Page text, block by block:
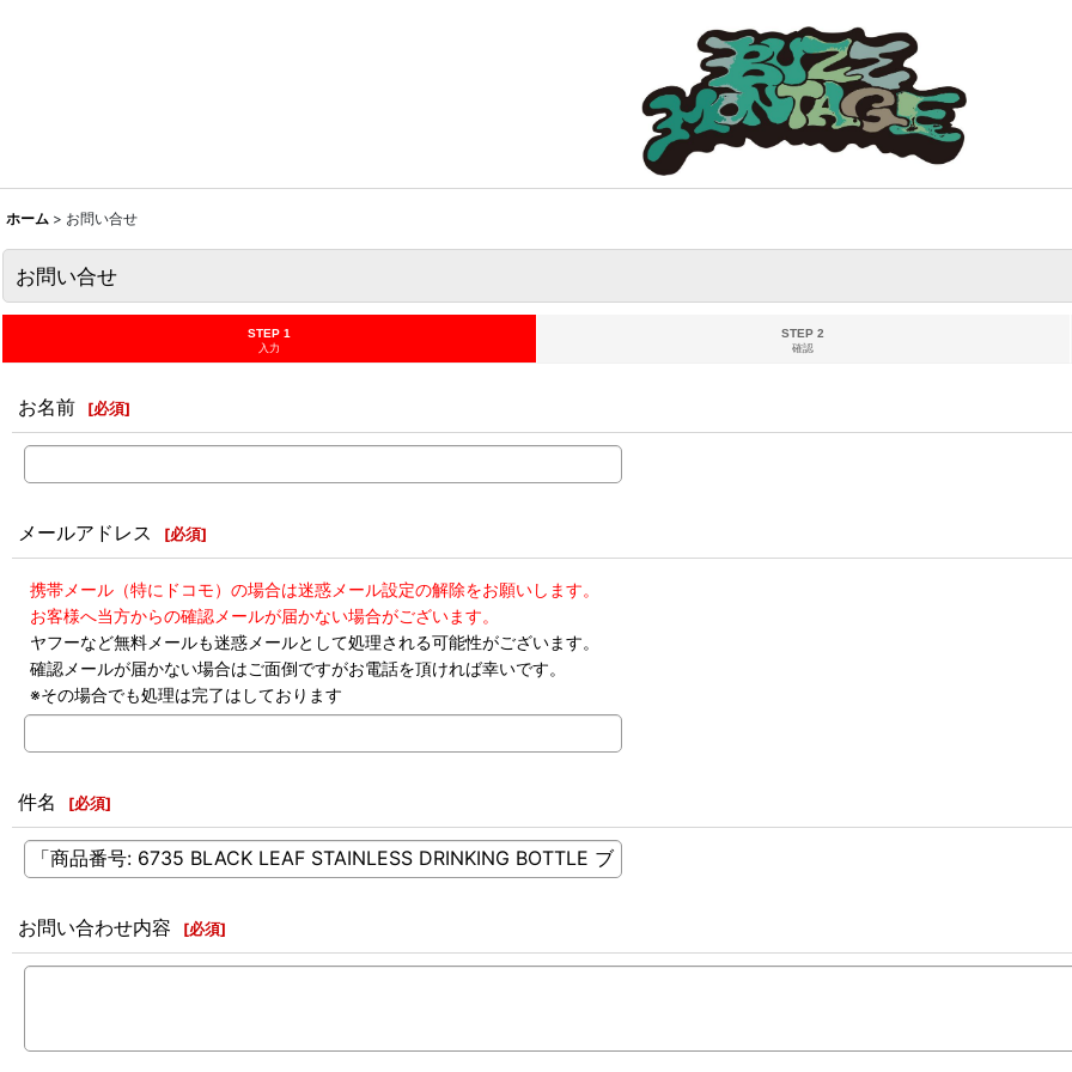
ホーム > お問い合せ
お問い合せ
STEP 1
入力
STEP 2
確認
お名前 [必須]
メールアドレス [必須]
携帯メール（特にドコモ）の場合は迷惑メール設定の解除をお願いします。
お客様へ当方からの確認メールが届かない場合がございます。
ヤフーなど無料メールも迷惑メールとして処理される可能性がございます。
確認メールが届かない場合はご面倒ですがお電話を頂ければ幸いです。
※その場合でも処理は完了はしております
件名 [必須]
お問い合わせ内容 [必須]